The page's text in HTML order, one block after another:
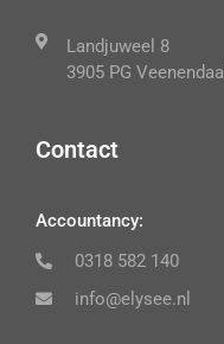
Landjuweel 8
3905 PG Veenendaal
Contact
Accountancy:
0318 582 140
info@elysee.nl